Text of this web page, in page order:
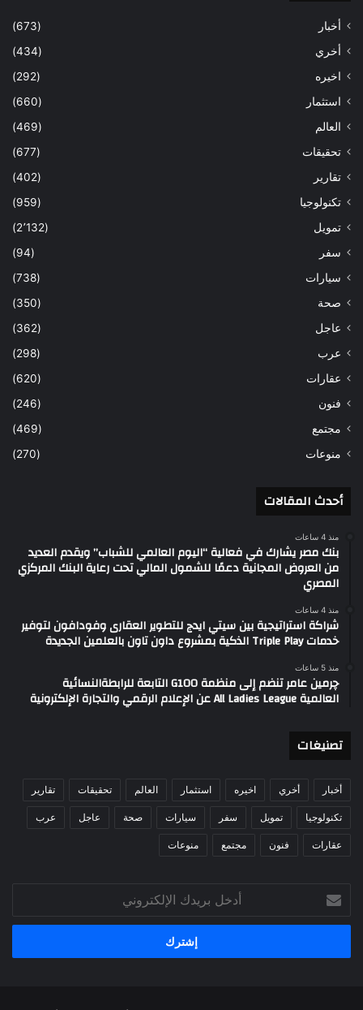
أخبار
(673)
أخري
(434)
اخيره
(292)
استثمار
(660)
العالم
(469)
تحقيقات
(677)
تقارير
(402)
تكنولوجيا
(959)
تمويل
(2٬132)
سفر
(94)
سيارات
(738)
صحة
(350)
عاجل
(362)
عرب
(298)
عقارات
(620)
فنون
(246)
مجتمع
(469)
منوعات
(270)
أحدث المقالات
منذ 4 ساعات
بنك مصر يشارك في فعالية “اليوم العالمي للشباب” ويقدم العديد
من العروض المجانية دعمًا للشمول المالي تحت رعاية البنك المركزي
المصري
منذ 4 ساعات
شراكة استراتيجية بين سيتي ايدج للتطوير العقارى وفودافون لتوفير
خدمات Triple Play الذكية بمشروع داون تاون بالعلمين الجديدة
منذ 5 ساعات
چرمين عامر تنضم إلى منظمة G100 التابعة للرابطةالنسائية
العالمية All Ladies League عن الإعلام الرقمي والتجارة الإلكترونية
تصنيغات
أخبار أخري اخيره استثمار العالم تحقيقات تقارير
تكنولوجيا تمويل سفر سيارات صحة عاجل عرب
عقارات فنون مجتمع منوعات
بريدك
الإلكتروني